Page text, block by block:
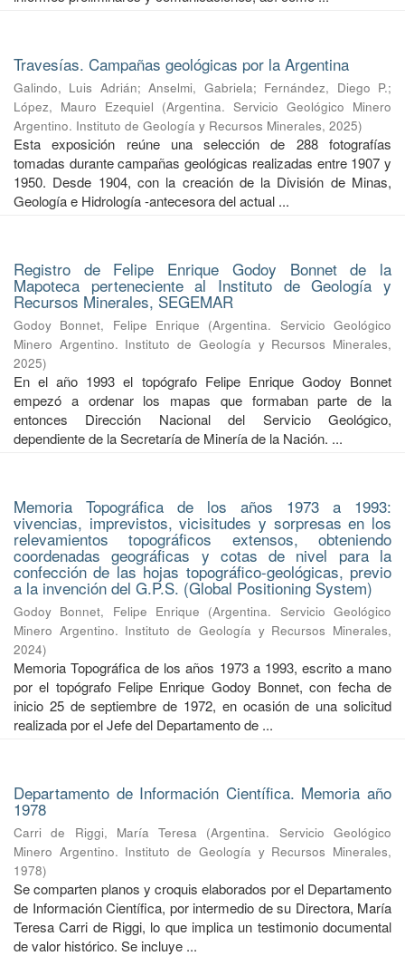
Travesías. Campañas geológicas por la Argentina
Galindo, Luis Adrián;Anselmi, Gabriela; Fernández, Diego P.;
López, Mauro Ezequiel (Argentina. Servicio Geológico Minero
Argentino. Instituto de Geología y Recursos Minerales, 2025)
Esta exposición reúne una selección de 288 fotografías
tomadas durante campañas geológicas realizadas entre 1907 y
1950. Desde 1904, con la creación de la División de Minas,
Geología e Hidrología -antecesora del actual ...
Registro de Felipe Enrique Godoy Bonnet de la
Mapoteca perteneciente al Instituto de Geología y
Recursos Minerales, SEGEMAR
Godoy Bonnet, Felipe Enrique (Argentina. Servicio Geológico
Minero Argentino. Instituto de Geología y Recursos Minerales,
2025)
En el año 1993 el topógrafo Felipe Enrique Godoy Bonnet
empezó a ordenar los mapas que formaban parte de la
entonces Dirección Nacional del Servicio Geológico,
dependiente de la Secretaría de Minería de la Nación. ...
Memoria Topográfica de los años 1973 a 1993:
vivencias, imprevistos, vicisitudes y sorpresas en los
relevamientos topográficos extensos, obteniendo
coordenadas geográficas y cotas de nivel para la
confección de las hojas topográfico-geológicas, previo
a la invención del G.P.S. (Global Positioning System)
Godoy Bonnet, Felipe Enrique (Argentina. Servicio Geológico
Minero Argentino. Instituto de Geología y Recursos Minerales,
2024)
Memoria Topográfica de los años 1973 a 1993, escrito a mano
por el topógrafo Felipe Enrique Godoy Bonnet, con fecha de
inicio 25 de septiembre de 1972, en ocasión de una solicitud
realizada por el Jefe del Departamento de ...
Departamento de Información Científica. Memoria año
1978
Carri de Riggi, María Teresa (Argentina. Servicio Geológico
Minero Argentino. Instituto de Geología y Recursos Minerales,
1978)
Se comparten planos y croquis elaborados por el Departamento
de Información Científica, por intermedio de su Directora, María
Teresa Carri de Riggi, lo que implica un testimonio documental
de valor histórico. Se incluye ...